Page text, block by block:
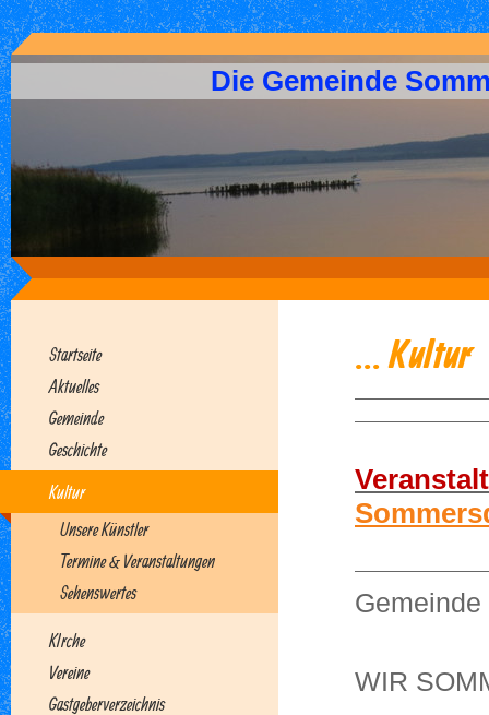
Die Gemeinde
Startseite
Aktuelles
Gemeinde
Geschichte
Kultur
Unsere Künstler
Termine & Veranstaltungen
Sehenswertes
KIrche
Vereine
Gastgeberverzeichnis
... Kultur
WIR